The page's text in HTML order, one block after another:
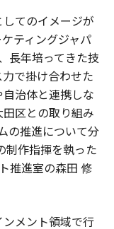
てのイメージが
ティングジャパ
長年培ってきた技
で掛け合わせた
治体と連携しな
区との取り組み
の推進について分
制作指揮を執った
推進室の森田 修
メント領域で行